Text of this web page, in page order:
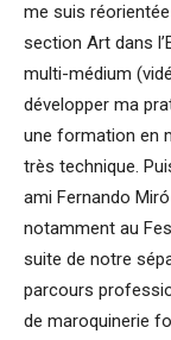
me suis
section Art dans
multi-médium
développer ma
une formation en
très technique.
ami Fernando
notamment au
suite de notre
parcours
de maroquinerie